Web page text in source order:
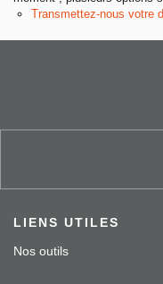
Transmettez-nous votre
LIENS UTILES
Nos outils